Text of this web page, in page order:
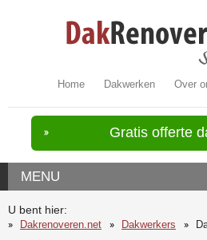
Home Dakwerken Over
Gratis offerte
MENU
U bent hier:
Dakrenoveren.net
Dakwerkers